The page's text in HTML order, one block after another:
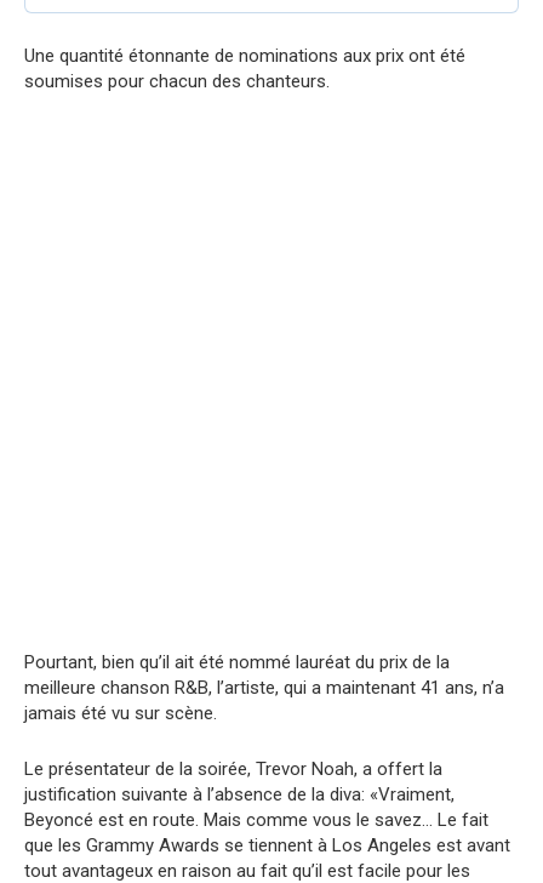
Une quantité étonnante de nominations aux prix ont été
soumises pour chacun des chanteurs.
Pourtant, bien qu’il ait été nommé lauréat du prix de la
meilleure chanson R&B, l’artiste, qui a maintenant 41 ans, n’a
jamais été vu sur scène.
Le présentateur de la soirée, Trevor Noah, a offert la
justification suivante à l’absence de la diva: «Vraiment,
Beyoncé est en route. Mais comme vous le savez… Le fait
que les Grammy Awards se tiennent à Los Angeles est avant
tout avantageux en raison au fait qu’il est facile pour les